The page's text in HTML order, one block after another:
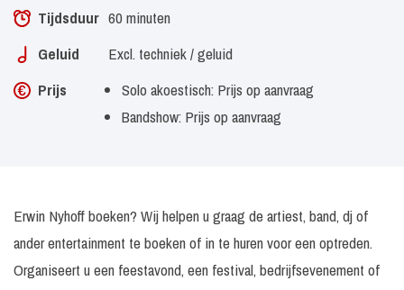
Tijdsduur 60 minuten
Geluid
Excl. techniek / geluid
Prijs
Solo akoestisch: Prijs op aanvraag
Bandshow: Prijs op aanvraag
Erwin Nyhoff boeken? Wij helpen u graag de artiest, band, dj of
ander entertainment te boeken of in te huren voor een optreden.
Organiseert u een feestavond, een festival, bedrijfsevenement of